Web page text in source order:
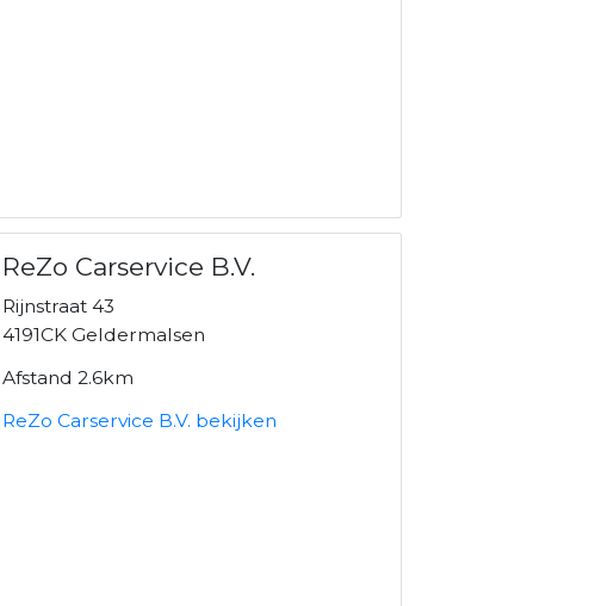
ReZo Carservice B.V.
Rijnstraat 43
4191CK Geldermalsen
Afstand 2.6km
ReZo Carservice B.V. bekijken